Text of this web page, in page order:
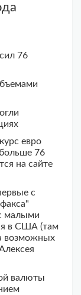
76
евро
76
на сайте
с
малыми
в США (там
возможных
валюты